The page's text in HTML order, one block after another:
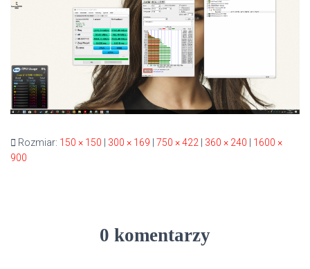
Rozmiar: 150 × 150 300 × 169 750 × 422 360 × 240
1600 ×
900
0 komentarzy